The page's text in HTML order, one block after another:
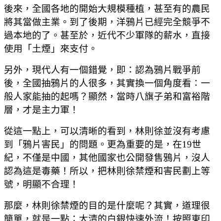
後來，全國各地的開始大規模種植，甚至有的農民
將其當做主業。到了後期，洋鴉片已經完全競爭不
過本地的了。甚至於，近代不少軍隊的薪水，直接
使用「土煙」來支付。
另外，現代人有一個錯覺，即：認為鴉片戰爭前
後，全國抽鴉片的人很多，其實換一個角度看：一
般人家能抽的起嗎？顯然，當時八旗子弟和富裕階
層，才是主力軍！
從這一點上，可以清晰的看到，林則徐並沒有考慮
到「鴉片害民」的問題。更為重要的是，在19世
紀，不僅是中國，其他國家也公開發售鴉片，沒人
認為這是毒藥！所以，把林則徐禁煙和害民劃上等
號，明顯不合理！
那麼，林則徐禁煙的目的是什麼呢？其實，道理很
簡單，就是一點：大清的白銀快速外流！按照東印